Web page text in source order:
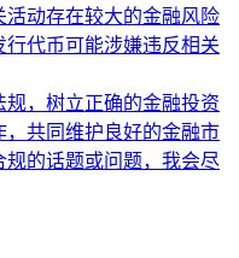
动存在较大的金融风险
代币可能涉嫌违反相关
，树立正确的金融投资
共同维护良好的金融市
的话题或问题，我会尽